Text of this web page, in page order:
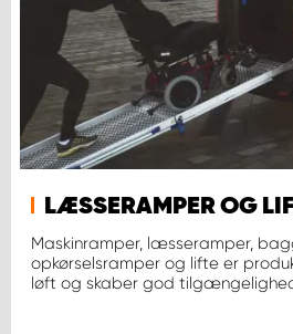
LÆSSERAMPER OG
Maskinramper, læsseramper,
opkørselsramper og lifte er
løft og skaber god